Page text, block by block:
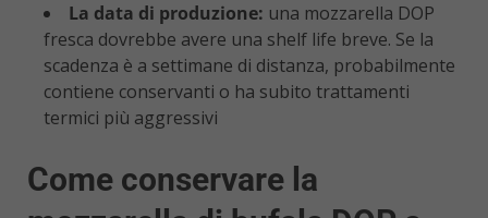
La data di produzione: una mozzarella DOP
fresca dovrebbe avere una shelf life breve. Se la
scadenza è a settimane di distanza, probabilmente
contiene conservanti o ha subito trattamenti
termici più aggressivi
Come conservare la